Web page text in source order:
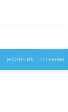
НАЛИЧИЕ ОТЗЫВЫ